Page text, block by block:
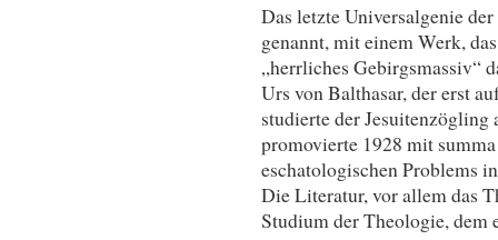
Das letzte Universalgenie
genannt, mit einem Werk,
„herrliches Gebirgsmassiv“
Urs von Balthasar, der erst
studierte der
promovierte 1928 mit
eschatologischen Problems
Die Literatur, vor allem das
Studium der Theologie, dem